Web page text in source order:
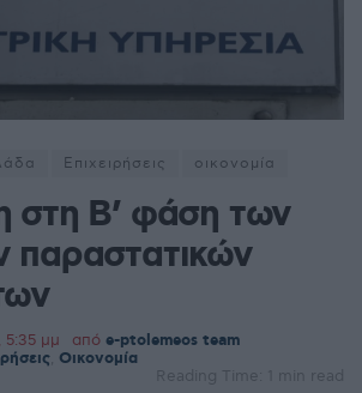
Επιχειρήσεις οικονομία
στη Β’ φάση των
παραστατικών
5:35 μμ από e-ptolemeos team
Οικονομία
Reading Time: 1 min read